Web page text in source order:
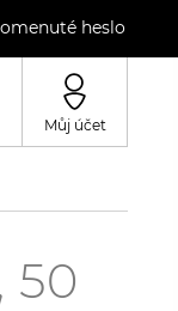
heslo
Můj účet
50